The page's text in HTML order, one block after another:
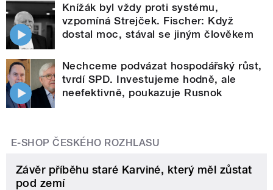
Knížák byl vždy proti systému,
vzpomíná Strejček. Fischer: Když
dostal moc, stával se jiným člověkem
Nechceme podvázat hospodářský růst,
tvrdí SPD. Investujeme hodně, ale
neefektivně, poukazuje Rusnok
E-SHOP ČESKÉHO ROZHLASU
Závěr příběhu staré Karviné, který měl zůstat
pod zemí